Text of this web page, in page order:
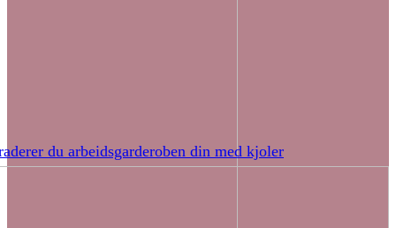
du arbeidsgarderoben din med kjoler